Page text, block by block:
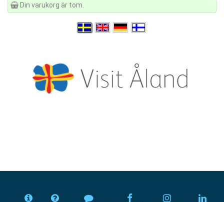
Din varukorg är tom.